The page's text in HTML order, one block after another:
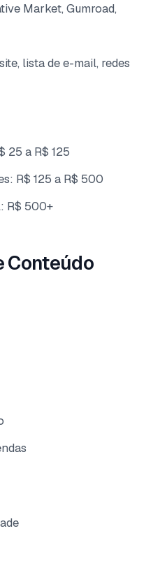
Market, Gumroad,
lista de e-mail, redes
25 a R$ 125
R$ 125 a R$ 500
R$ 500+
Conteúdo